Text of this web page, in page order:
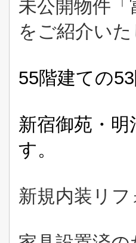
未公開物件
をご紹介いた
55階建ての53
新宿御苑・
す。
新規内装リフ